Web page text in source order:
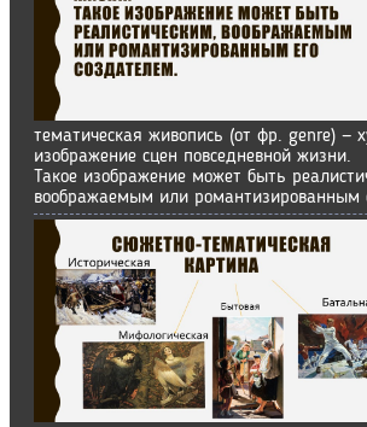
тематическая живопись (от фр. genre) —
изображение сцен повседневной жизни.
Такое изображение может быть
воображаемым или романтизированным